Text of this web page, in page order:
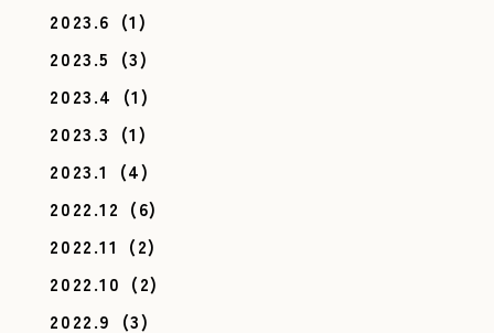
2023.6 (1)
2023.5 (3)
2023.4 (1)
2023.3 (1)
2023.1
(4)
2022.12 (6)
2022.11 (2)
2022.10 (2)
2022.9 (3)